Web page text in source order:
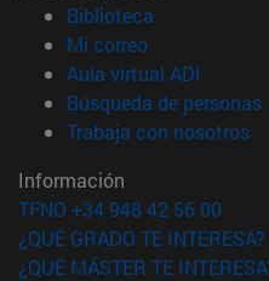
Biblioteca
Mi correo(abre en
Aula virtual ADI
Búsqueda de personas
Trabaja con nosotros
Información
TFNO +34 948 42 56 00
¿QUÉ GRADO TE INTERESA?
¿QUÉ MÁSTER TE